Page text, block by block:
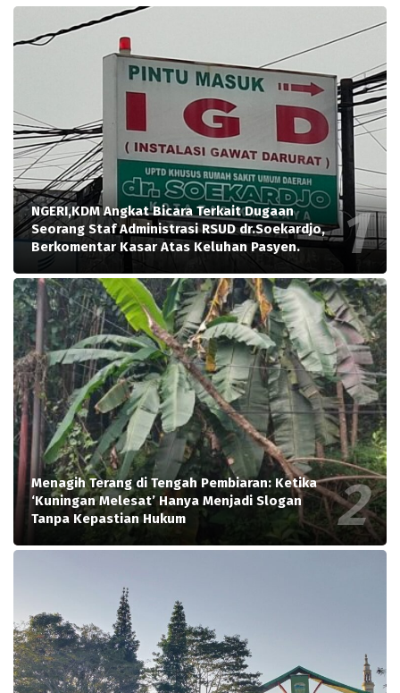
NGERI,KDM Angkat Bicara Terkait Dugaan
Seorang Staf Administrasi RSUD dr.Soekardjo,
Berkomentar Kasar Atas Keluhan Pasyen.
Menagih Terang di Tengah Pembiaran: Ketika
‘Kuningan Melesat’ Hanya Menjadi Slogan
Tanpa Kepastian Hukum